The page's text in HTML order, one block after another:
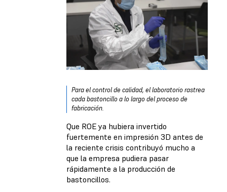
Para el control de calidad, el laboratorio rastrea
cada bastoncillo a lo largo del proceso de
fabricación.
Que ROE ya hubiera invertido
fuertemente en impresión 3D antes de
la reciente crisis contribuyó mucho a
que la empresa pudiera pasar
rápidamente a la producción de
bastoncillos.